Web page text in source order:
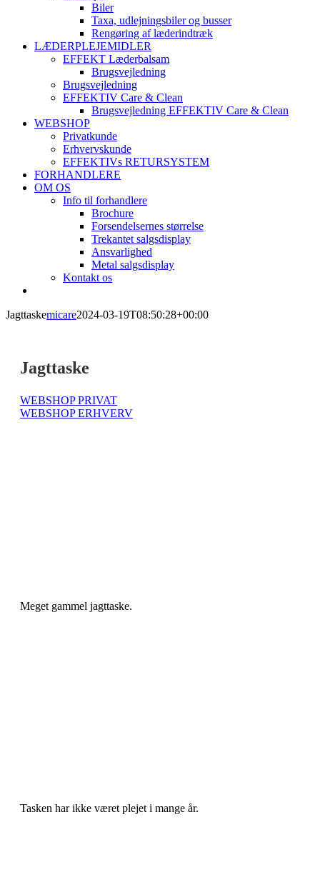
Biler
Taxa, udlejningsbiler og busser
Rengøring af læderindtræk
LÆDERPLEJEMIDLER
EFFEKT Læderbalsam
Brugsvejledning
Brugsvejledning
EFFEKTIV Care & Clean
Brugsvejledning EFFEKTIV Care & Clean
WEBSHOP
Privatkunde
Erhvervskunde
EFFEKTIVs RETURSYSTEM
FORHANDLERE
OM OS
Info til forhandlere
Brochure
Forsendelsernes størrelse
Trekantet salgsdisplay
Ansvarlighed
Metal salgsdisplay
Kontakt os
Jagttaskemicare2024-03-19T08:50:28+00:00
Jagttaske
WEBSHOP PRIVAT
WEBSHOP ERHVERV
Meget gammel jagttaske.
Tasken har ikke været plejet i mange år.